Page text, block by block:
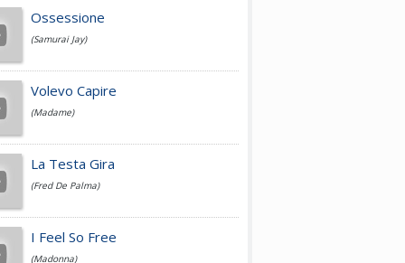
Cesare Cremonini
Jovanotti
Fedez
Simone Cristicchi
Ossessione
(Samurai Jay)
Volevo Capire
(Madame)
La Testa Gira
(Fred De Palma)
I Feel So Free
(Madonna)